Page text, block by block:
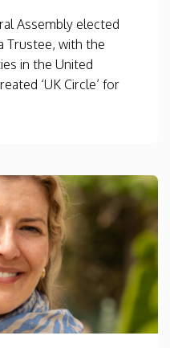
Assembly elected
Trustee, with the
in the United
‘UK Circle’ for